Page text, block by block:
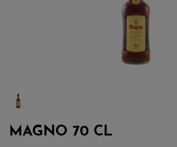
MAGNO 70 CL